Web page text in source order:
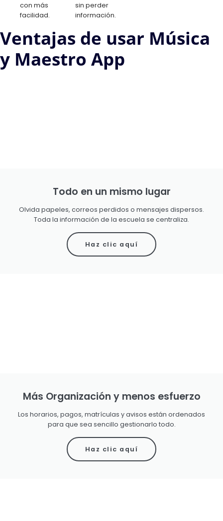
con más
facilidad.
sin perder
información.
Ventajas de usar Música
y Maestro App
Todo en un mismo lugar
Olvida papeles, correos perdidos o mensajes dispersos.
Toda la información de la escuela se centraliza.
Haz clic aquí
Más Organización y menos esfuerzo
Los horarios, pagos, matrículas y avisos están ordenados
para que sea sencillo gestionarlo todo.
Haz clic aquí